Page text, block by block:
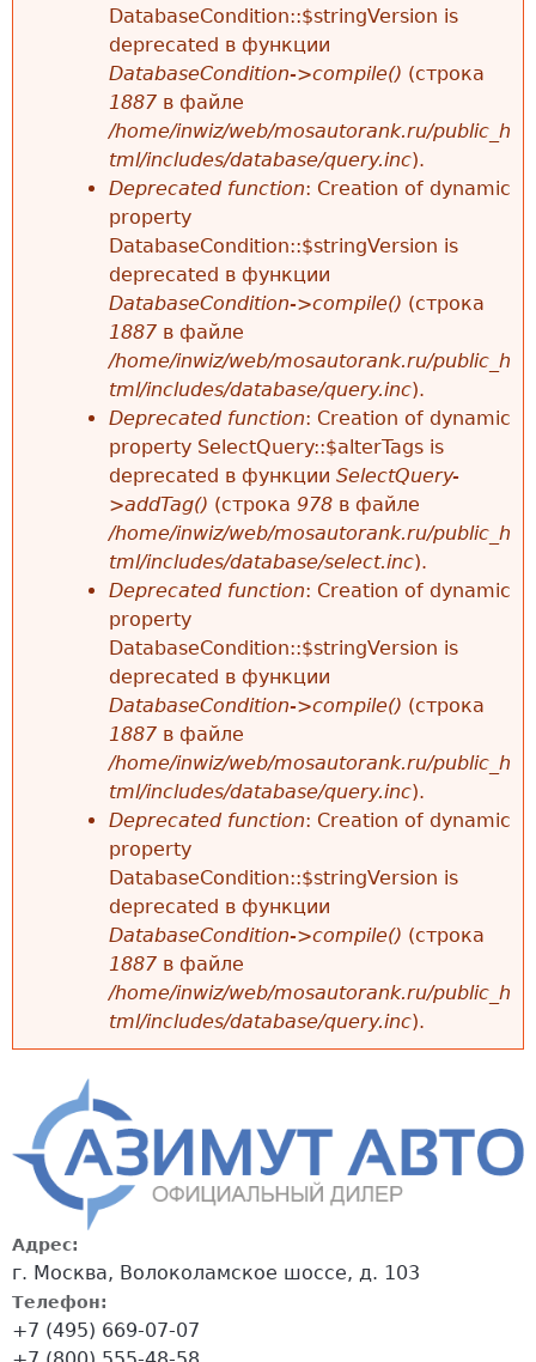
DatabaseCondition::$stringVersion is
deprecated в функции
DatabaseCondition->compile() (строка
1887 в файле
/home/inwiz/web/mosautorank.ru/public_h
tml/includes/database/query.inc).
Deprecated function: Creation of dynamic
property
DatabaseCondition::$stringVersion is
deprecated в функции
DatabaseCondition->compile() (строка
1887 в файле
/home/inwiz/web/mosautorank.ru/public_h
tml/includes/database/query.inc).
Deprecated function: Creation of dynamic
property SelectQuery::$alterTags is
deprecated в функции SelectQuery-
>addTag() (строка 978 в файле
/home/inwiz/web/mosautorank.ru/public_h
tml/includes/database/select.inc).
Deprecated function: Creation of dynamic
property
DatabaseCondition::$stringVersion is
deprecated в функции
DatabaseCondition->compile() (строка
1887 в файле
/home/inwiz/web/mosautorank.ru/public_h
tml/includes/database/query.inc).
Deprecated function: Creation of dynamic
property
DatabaseCondition::$stringVersion is
deprecated в функции
DatabaseCondition->compile() (строка
1887 в файле
/home/inwiz/web/mosautorank.ru/public_h
tml/includes/database/query.inc).
Адрес:
г. Москва, Волоколамское шоссе, д. 103
Телефон:
+7 (495) 669-07-07